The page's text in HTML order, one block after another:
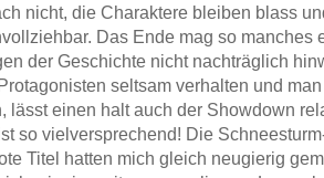
nicht, die Charaktere bleiben blass
Das Ende mag so manches
der Geschichte nicht nachträglich
seltsam verhalten und
lässt einen halt auch der Showdown
so vielversprechend! Die
Titel hatten mich gleich neugierig